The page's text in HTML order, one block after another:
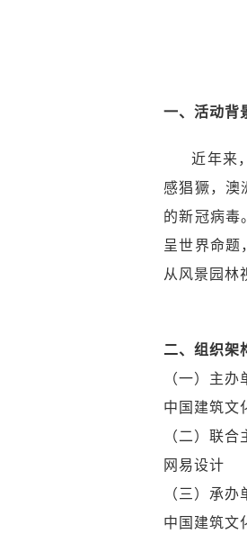
一、活动背
近年来，
感猖獗，澳
的新冠病毒
呈世界命题
从风景园林
二、组织架
（一）主办
中国建筑文
（二）联合
网易设计
（三）承办
中国建筑文